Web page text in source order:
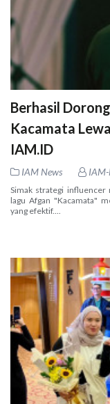
Berhasil
Kacamata
IAM.ID
IAM News
Simak strategi influencer
lagu Afgan "Kacamata"
yang efektif....